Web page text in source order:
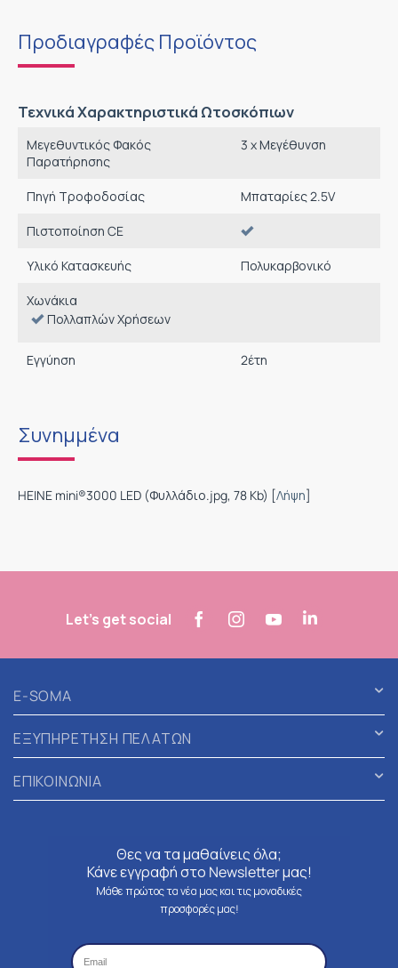
Προδιαγραφές Προϊόντος
Τεχνικά Χαρακτηριστικά Ωτοσκόπιων
Μεγεθυντικός Φακός
Παρατήρησης
3 x Μεγέθυνση
Πηγή Τροφοδοσίας Μπαταρίες 2.5V
Πιστοποίηση CE
Υλικό Κατασκευής Πολυκαρβονικό
Χωνάκια
Πολλαπλών Χρήσεων
Εγγύηση 2έτη
Συνημμένα
HEINE mini®3000 LED (Φυλλάδιο.jpg, 78 Kb) [Λήψη]
Let's get social
E-SOMA
ΕΞΥΠΗΡΕΤΗΣΗ ΠΕΛΑΤΩΝ
ΕΠΙΚΟΙΝΩΝΙΑ
Θες να τα μαθαίνεις όλα;
Κάνε εγγραφή στο Newsletter μας!
Μάθε πρώτος τα νέα μας και τις μοναδικές
προσφορές μας!